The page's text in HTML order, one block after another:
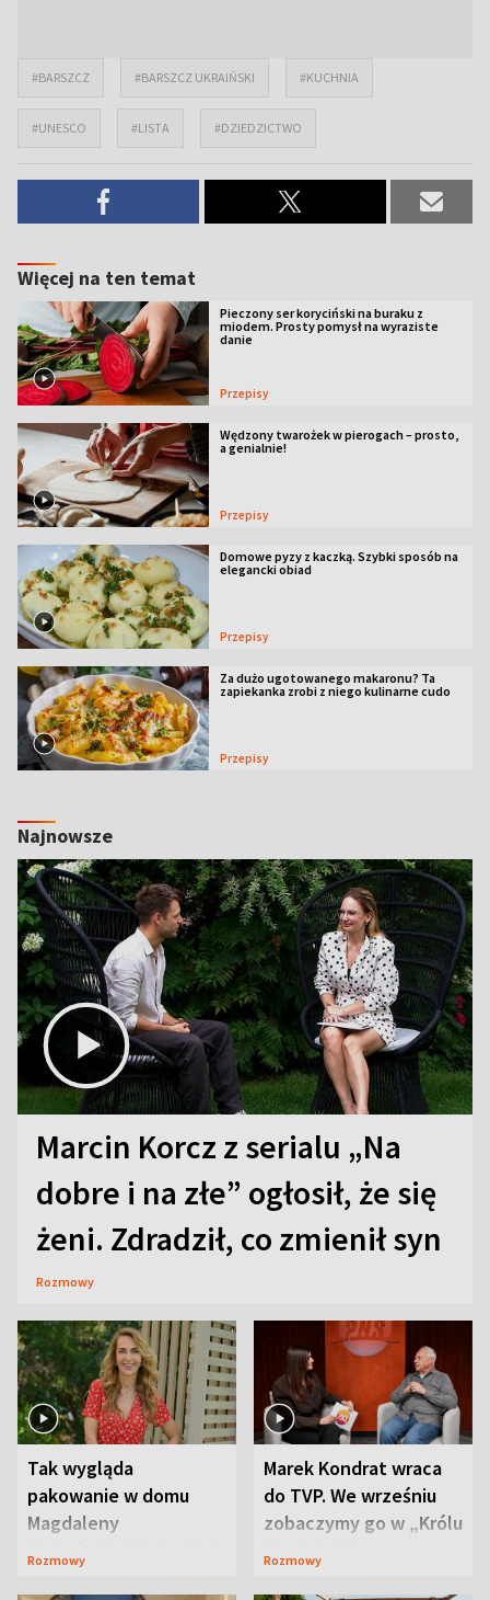
#BARSZCZ #BARSZCZ UKRAIŃSKI #KUCHNIA
#UNESCO #LISTA #DZIEDZICTWO
Więcej na ten temat
Pieczony ser koryciński na buraku z
miodem. Prosty pomysł na wyraziste
danie
Przepisy
Wędzony twarożek w pierogach – prosto,
a genialnie!
Przepisy
Domowe pyzy z kaczką. Szybki sposób na
elegancki obiad
Przepisy
Za dużo ugotowanego makaronu? Ta
zapiekanka zrobi z niego kulinarne cudo
Przepisy
Najnowsze
Marcin Korcz z serialu „Na
dobre i na złe” ogłosił, że się
żeni. Zdradził, co zmienił syn
Rozmowy
Tak wygląda
pakowanie w domu
Magdaleny
Waligórskiej-Lisieckiej.
Rozmowy
Marek Kondrat wraca
do TVP. We wrześniu
zobaczymy go w „Królu
Maciusiu I”
Rozmowy